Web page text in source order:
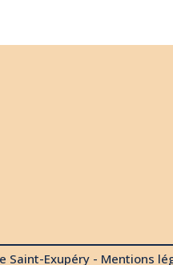
Saint-Exupéry - Mentions